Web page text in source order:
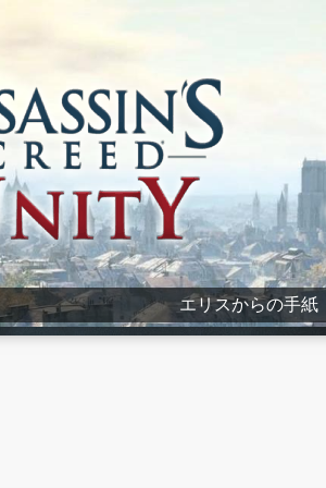
エリスからの手紙